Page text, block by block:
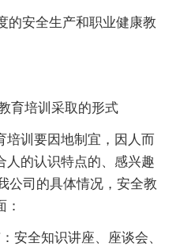
的安全生产和职业健康教
育培训采取的形式
培训要因地制宜，因人而
人的认识特点的、感兴趣
公司的具体情况，安全教
安全知识讲座、座谈会、